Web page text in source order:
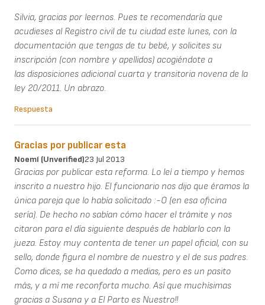
Silvia, gracias por leernos. Pues te recomendaría que
acudieses al Registro civil de tu ciudad este lunes, con la
documentación que tengas de tu bebé, y solicites su
inscripción (con nombre y apellidos) acogiéndote a
las disposiciones adicional cuarta y transitoria novena de la
ley 20/2011. Un abrazo.
Respuesta
Gracias por publicar esta
Noemí (unverified)23 Jul 2013
Gracias por publicar esta reforma. Lo leí a tiempo y hemos
inscrito a nuestro hijo. El funcionario nos dijo que éramos la
única pareja que lo había solicitado :-O (en esa oficina
sería). De hecho no sabían cómo hacer el trámite y nos
citaron para el día siguiente después de hablarlo con la
jueza. Estoy muy contenta de tener un papel oficial, con su
sello, donde figura el nombre de nuestro y el de sus padres.
Como dices, se ha quedado a medias, pero es un pasito
más, y a mí me reconforta mucho. Así que muchísimas
gracias a Susana y a El Parto es Nuestro!!